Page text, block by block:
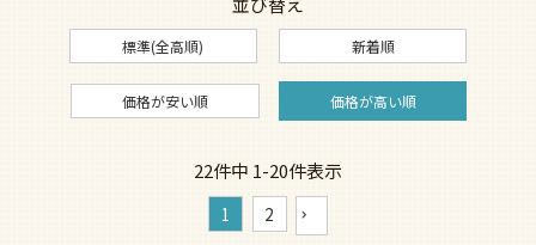
標準(全高順) 新着順
価格が安い順 価格が高い順
22件中 1-20件表示
1 2